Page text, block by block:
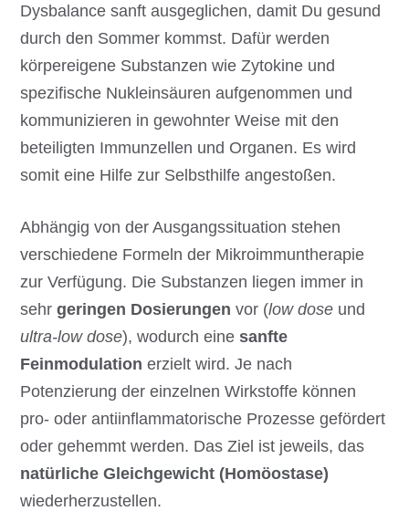
Dysbalance sanft ausgeglichen, damit Du gesund
durch den Sommer kommst. Dafür werden
körpereigene Substanzen wie Zytokine und
spezifische Nukleinsäuren aufgenommen und
kommunizieren in gewohnter Weise mit den
beteiligten Immunzellen und Organen. Es wird
somit eine Hilfe zur Selbsthilfe angestoßen.
Abhängig von der Ausgangssituation stehen
verschiedene Formeln der Mikroimmuntherapie
zur Verfügung. Die Substanzen liegen immer in
sehrgeringen Dosierungen vor (low dose und
ultra-low dose), wodurch einesanfte
Feinmodulation erzielt wird. Je nach
Potenzierung der einzelnen Wirkstoffe können
pro- oder antiinflammatorische Prozesse gefördert
oder gehemmt werden. Das Ziel ist jeweils, das
natürliche Gleichgewicht (Homöostase)
wiederherzustellen.